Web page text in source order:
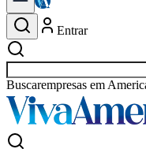
Entrar
Buscaresportes